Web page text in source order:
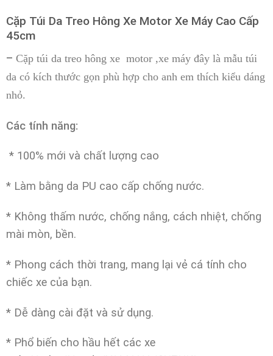
Cặp Túi Da Treo Hông Xe Motor Xe Máy Cao Cấp
45cm
– Cặp túi da treo hông xe motor ,xe máy đây là mẫu túi
da có kích thước gọn phù hợp cho anh em thích kiểu dáng
nhỏ.
Các tính năng:
* 100% mới và chất lượng cao
* Làm bằng da PU cao cấp chống nước.
* Không thấm nước, chống nắng, cách nhiệt, chống
mài mòn, bền.
* Phong cách thời trang, mang lại vẻ cá tính cho
chiếc xe của bạn.
* Dễ dàng cài đặt và sử dụng.
* Phổ biến cho hầu hết các xe